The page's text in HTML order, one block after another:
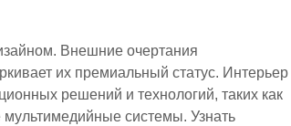
Внешние очертания
их премиальный статус. Интерьер
решений и технологий, таких как
системы. Узнать